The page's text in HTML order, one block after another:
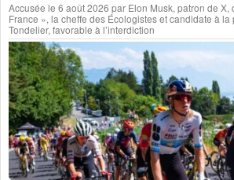
Accusée le 6 août 2026 par Elon Musk, patron de X,
France », la cheffe des Écologistes et candidate à
Tondelier, favorable à l’interdiction